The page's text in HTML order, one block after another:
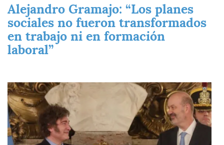
Alejandro Gramajo: “Los planes
sociales no fueron transformados
en trabajo ni en formación
laboral”
Imagen